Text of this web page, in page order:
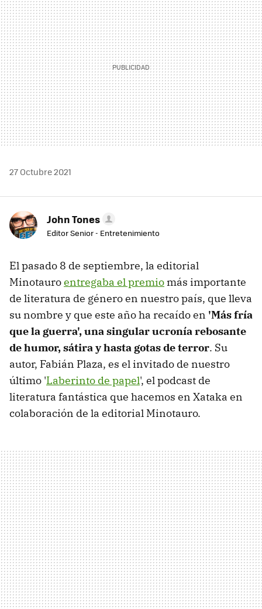
27 Octubre 2021
John Tones
Editor Senior - Entretenimiento
El pasado 8 de septiembre, la editorial
Minotauroentregaba el premio más importante
de literatura de género en nuestro país, que lleva
su nombre y que este año ha recaído en 'Más fría
que la guerra', una singular ucronía rebosante
de humor, sátira y hasta gotas de terror. Su
autor, Fabián Plaza, es el invitado de nuestro
último 'Laberinto de papel', el podcast de
literatura fantástica que hacemos en Xataka en
colaboración de la editorial Minotauro.